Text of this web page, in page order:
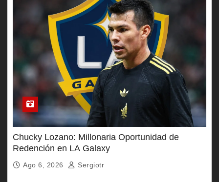
Chucky Lozano: Millonaria Oportunidad de
Redención en LA Galaxy
Ago 6, 2026 Sergiotr